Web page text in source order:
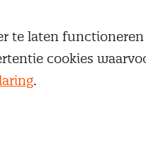
te laten
cookies
.